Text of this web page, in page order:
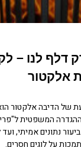
דלף לנו –
אלקטור
של הדיבה אלקטור
המשפטית
נתונים אמיתי,
על לוגים חסרים.